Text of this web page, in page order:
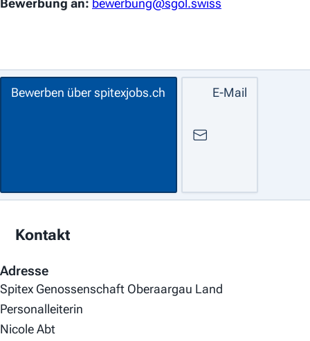
Bewerbung an: bewerbung@sgol.swiss
Bewerben über spitexjobs.ch E-Mail
Kontakt
Adresse
Spitex Genossenschaft Oberaargau Land
Personalleiterin
Nicole Abt